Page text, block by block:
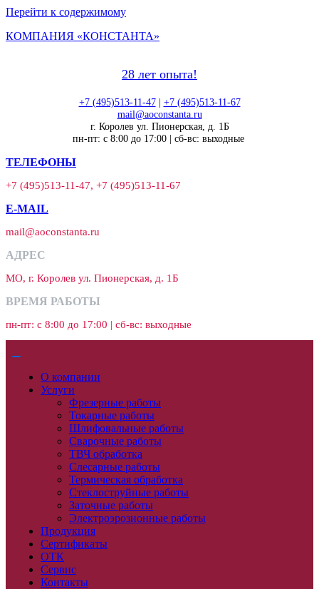
Перейти к содержимому
КОМПАНИЯ «КОНСТАНТА»
28 лет опыта!
+7 (495)513-11-47| +7 (495)513-11-67
mail@aoconstanta.ru
г. Королев ул. Пионерская, д. 1Б
пн-пт: с 8:00 до 17:00 | сб-вс: выходные
ТЕЛЕФОНЫ
+7 (495)513-11-47, +7 (495)513-11-67
E-MAIL
mail@aoconstanta.ru
АДРЕС
МО, г. Королев ул. Пионерская, д. 1Б
ВРЕМЯ РАБОТЫ
пн-пт: с 8:00 до 17:00 | сб-вс: выходные
О компании
Услуги
Фрезерные работы
Токарные работы
Шлифовальные работы
Сварочные работы
ТВЧ обработка
Слесарные работы
Термическая обработка
Стеклоструйные работы
Заточные работы
Электроэрозионные работы
Продукция
Сертификаты
ОТК
Сервис
Контакты